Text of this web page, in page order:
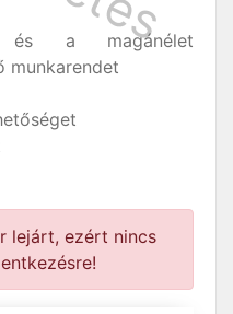
és a magánélet
munkarendet
lejárt, ezért nincs